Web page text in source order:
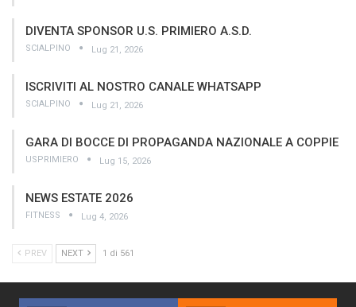
DIVENTA SPONSOR U.S. PRIMIERO A.S.D.
SCIALPINO Lug 21, 2026
ISCRIVITI AL NOSTRO CANALE WHATSAPP
SCIALPINO Lug 21, 2026
GARA DI BOCCE DI PROPAGANDA NAZIONALE A COPPIE
USPRIMIERO Lug 15, 2026
NEWS ESTATE 2026
FITNESS Lug 4, 2026
PREV NEXT 1 di 561